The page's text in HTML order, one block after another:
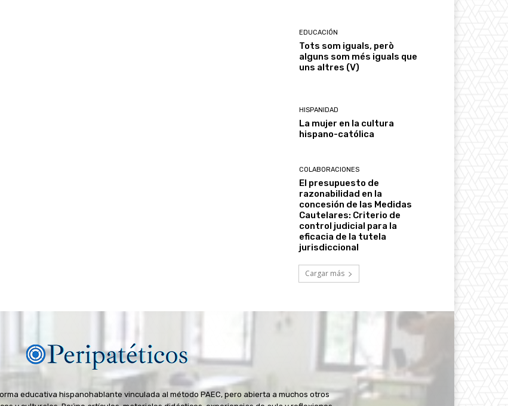
EDUCACIÓN
Tots som iguals, però
alguns som més iguals que
uns altres (V)
HISPANIDAD
La mujer en la cultura
hispano-católica
COLABORACIONES
El presupuesto de
razonabilidad en la
concesión de las Medidas
Cautelares: Criterio de
control judicial para la
eficacia de la tutela
jurisdiccional
Cargar más
educativa hispanohablante vinculada al método PAEC, pero abierta a muchos otros